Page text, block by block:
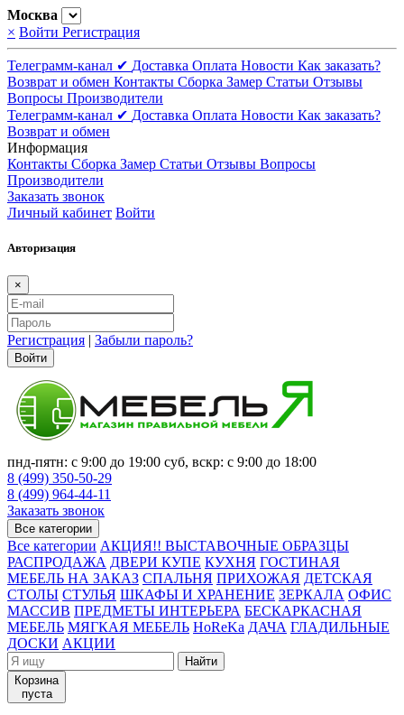
Москва
× Войти Регистрация
Телеграмм-канал ✔ Доставка Оплата Новости Как заказать?
Возврат и обмен Контакты Сборка Замер Статьи Отзывы
Вопросы Производители
Телеграмм-канал ✔ Доставка Оплата Новости Как заказать?
Возврат и обмен
Информация
Контакты Сборка Замер Статьи Отзывы Вопросы
Производители
Заказать звонок
Личный кабинет Войти
Авторизация
×
Регистрация | Забыли пароль?
Войти
пнд-пятн: с 9:00 до 19:00 суб, вскр: с 9:00 до 18:00
8 (499) 350-50-29
8 (499) 964-44-11
Заказать звонок
Все категории
Все категории АКЦИЯ!! ВЫСТАВОЧНЫЕ ОБРАЗЦЫ
РАСПРОДАЖА ДВЕРИ КУПЕ КУХНЯ ГОСТИНАЯ
МЕБЕЛЬ НА ЗАКАЗ СПАЛЬНЯ ПРИХОЖАЯ ДЕТСКАЯ
СТОЛЫ СТУЛЬЯ ШКАФЫ И ХРАНЕНИЕ ЗЕРКАЛА ОФИС
МАССИВ ПРЕДМЕТЫ ИНТЕРЬЕРА БЕСКАРКАСНАЯ
МЕБЕЛЬ МЯГКАЯ МЕБЕЛЬ HoReKa ДАЧА ГЛАДИЛЬНЫЕ
ДОСКИ АКЦИИ
Найти
Корзина
пуста